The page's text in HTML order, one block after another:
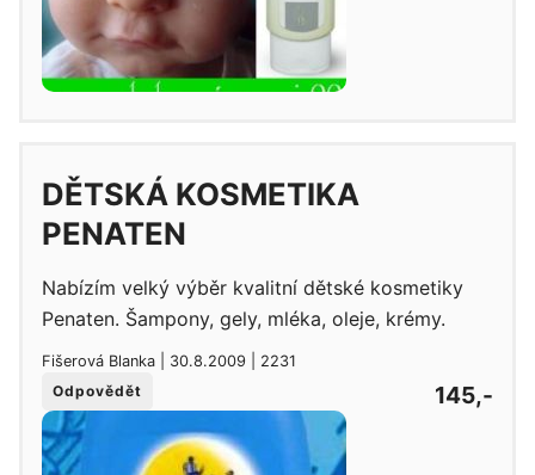
DĚTSKÁ KOSMETIKA
PENATEN
Nabízím velký výběr kvalitní dětské kosmetiky
Penaten. Šampony, gely, mléka, oleje, krémy.
Fišerová Blanka | 30.8.2009 | 2231
Odpovědět
145,-